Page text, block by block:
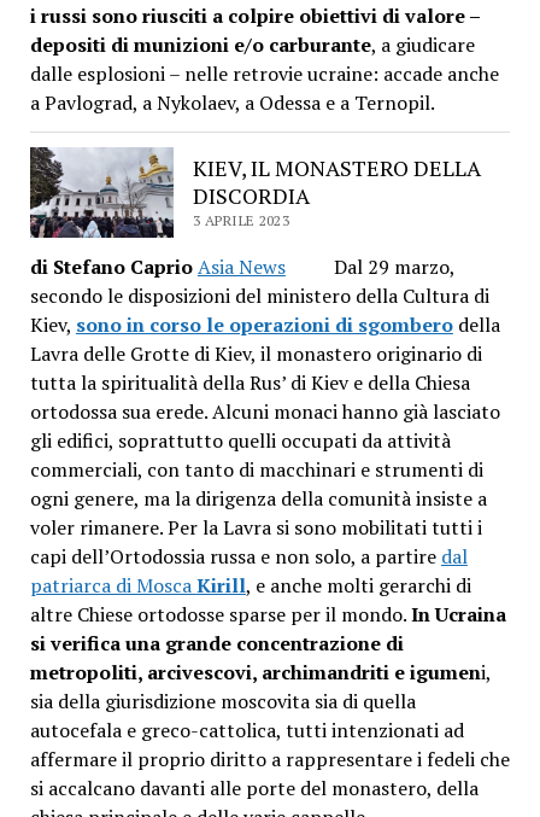
i russi sono riusciti a colpire obiettivi di valore –
depositi di munizioni e/o carburante, a giudicare
dalle esplosioni – nelle retrovie ucraine: accade anche
a Pavlograd, a Nykolaev, a Odessa e a Ternopil.
KIEV, IL MONASTERO DELLA
DISCORDIA
3 APRILE 2023
di Stefano CaprioAsia NewsDal 29 marzo,
secondo le disposizioni del ministero della Cultura di
Kiev, sono in corso le operazioni di sgomberodella
Lavra delle Grotte di Kiev, il monastero originario di
tutta la spiritualità della Rus’ di Kiev e della Chiesa
ortodossa sua erede. Alcuni monaci hanno già lasciato
gli edifici, soprattutto quelli occupati da attività
commerciali, con tanto di macchinari e strumenti di
ogni genere, ma la dirigenza della comunità insiste a
voler rimanere. Per la Lavra si sono mobilitati tutti i
capi dell’Ortodossia russa e non solo, a partire dal
patriarca di MoscaKirill, e anche molti gerarchi di
altre Chiese ortodosse sparse per il mondo.In Ucraina
si verifica una grande concentrazione di
metropoliti, arcivescovi, archimandriti e igumeni,
sia della giurisdizione moscovita sia di quella
autocefala e greco-cattolica, tutti intenzionati ad
affermare il proprio diritto a rappresentare i fedeli che
si accalcano davanti alle porte del monastero, della